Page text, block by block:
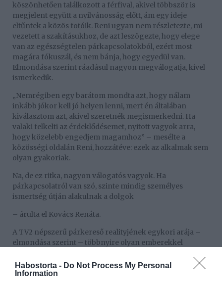
Habostorta - Do Not Process My Personal
Information
köszönhetően találkozott a férfival, akivel többször is
megjelent együtt a nyilvánosság előtt, ám egy ideje
eltűntek a közös fotóik. Reni ugyan nem részletezte, mi
vezetett a szakításukhoz, de azt leszögezte, hogy elege
van az egészségtelen párkapcsolatokból, ezért most
magára fókuszál, és nem bánja, hogy egyedül van.
Elmondása szerint ráadásul nagyon megválogatja, kivel
ismerkedik.
„Nemrégiben egy barátom mondta azt, hogy nálam
inkább jókor kell jó helyen lenni, mert én általában
kiválasztom azt, akivel szeretnék megismerkedni. Ha
valaki felkelti az érdeklődésemet, nyitott vagyok arra,
hogy közelebb engedjem magamhoz” – mesélte a
közösségi oldalán Reni, hozzátéve: ezek az alkalmak sem
olyan gyakoriak.
Na, de ez ritka, nagyon válogatós vagyok. Ha
párkapcsolatról van szó, szinte mindig személyes
ismertség útján alakulnak a dolgok
– árulta el Kovács Renáta.
A TV2 népszerű párkereső realityjének egykori arája –
elmondása szerint – többnyire olyan emberekkel
internetes ismerkedés ugyanis távol áll tőle.